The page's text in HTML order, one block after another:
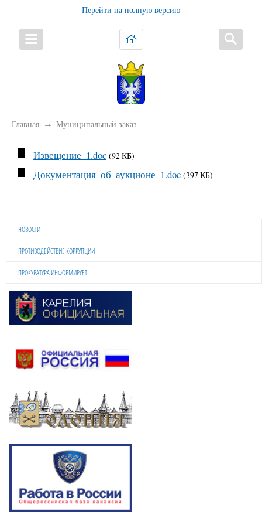
Перейти на полную версию
Главная → Муниципальный заказ
Извещение_1.doc (92 КБ)
Документация_об_аукционе_1.doc (397 КБ)
НОВОСТИ
ПРОТИВОДЕЙСТВИЕ КОРРУПЦИИ
ПРОКУРАТУРА ИНФОРМИРУЕТ